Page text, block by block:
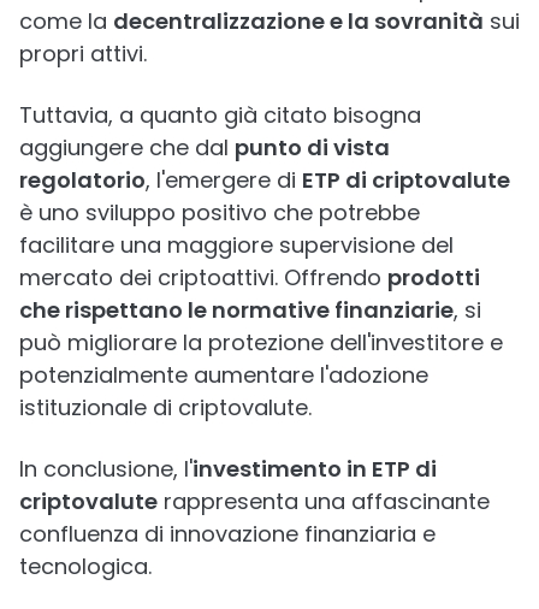
come la decentralizzazione e la sovranità sui
propri attivi.
Tuttavia, a quanto già citato bisogna
aggiungere che dal punto di vista
regolatorio, l'emergere di ETP di criptovalute
è uno sviluppo positivo che potrebbe
facilitare una maggiore supervisione del
mercato dei criptoattivi. Offrendo prodotti
che rispettano le normative finanziarie, si
può migliorare la protezione dell'investitore e
potenzialmente aumentare l'adozione
istituzionale di criptovalute.
In conclusione, l'investimento in ETP di
criptovalute rappresenta una affascinante
confluenza di innovazione finanziaria e
tecnologica.